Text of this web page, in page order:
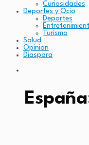
Curiosidades
Deportes y Ocio
Deportes
Turismo
Salud
Opinion
Diaspora